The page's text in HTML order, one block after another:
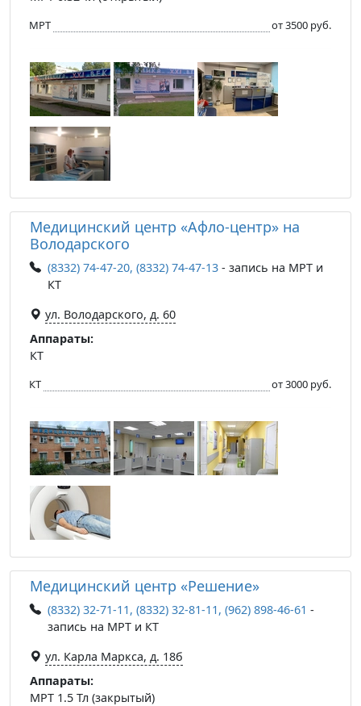
МРТ от 3500 руб.
Медицинский центр «Афло-центр» на
Володарского
(8332) 74-47-20, (8332) 74-47-13 - запись на МРТ и
КТ
ул. Володарского, д. 60
Аппараты:
КТ
КТ от 3000 руб.
Медицинский центр «Решение»
(8332) 32-71-11, (8332) 32-81-11, (962) 898-46-61 -
запись на МРТ и КТ
ул. Карла Маркса, д. 18б
Аппараты:
МРТ 1.5 Тл (закрытый)